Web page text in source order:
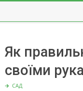
Як
своїми
🡲 САД